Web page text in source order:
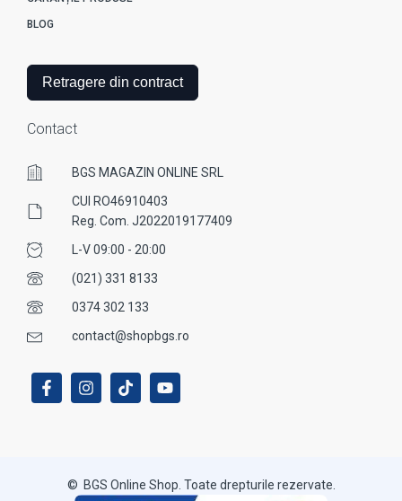
BLOG
Retragere din contract
Contact
BGS MAGAZIN ONLINE SRL
CUI RO46910403
Reg. Com. J2022019177409
L-V 09:00 - 20:00
(021) 331 8133
0374 302 133
contact@shopbgs.ro
© BGS Online Shop. Toate drepturile rezervate.